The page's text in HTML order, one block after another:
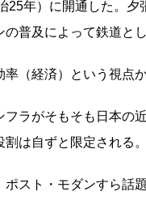
25年）に開通した。
普及によって鉄道と
（経済）という視点
ラがそもそも日本の
は自ずと限定される。
スト・モダンすら話